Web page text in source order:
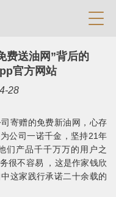
费送油网”背后的
官方网站
28
寄赠的免费新油网，心存
公司一诺千金，坚持21年
们产品千千万万的用户之
很不容易 ，这是作家钱欣
这家践行承诺二十余载的